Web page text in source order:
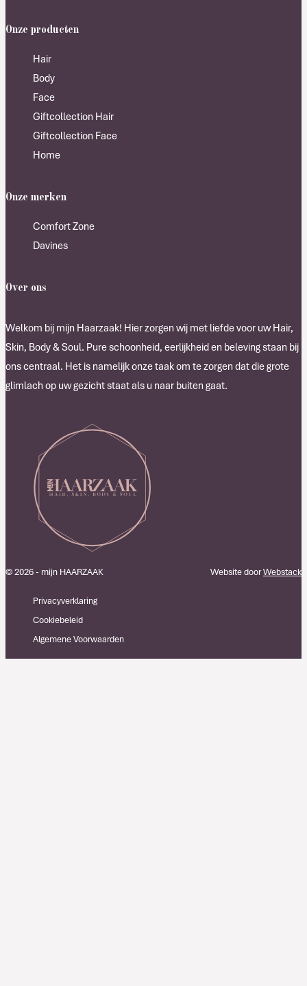
Onze producten
Hair
Body
Face
Giftcollection Hair
Giftcollection Face
Home
Onze merken
Comfort Zone
Davines
Over ons
Welkom bij mijn Haarzaak! Hier zorgen wij met liefde voor uw Hair,
Skin, Body & Soul. Pure schoonheid, eerlijkheid en beleving staan bij
ons centraal. Het is namelijk onze taak om te zorgen dat die grote
glimlach op uw gezicht staat als u naar buiten gaat.
© 2026 - mijn HAARZAAK
Privacyverklaring
Cookiebeleid
Algemene Voorwaarden
Website doorWebstack